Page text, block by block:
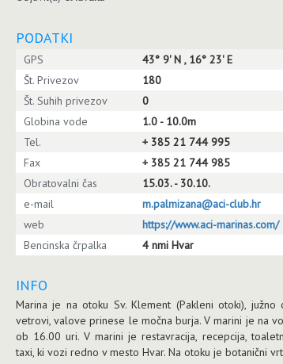
PODATKI
GPS
43° 9' N , 16° 23' E
Št. Privezov
180
Št. Suhih privezov
0
Globina vode
1.0 - 10.0m
Tel.
+ 385 21 744 995
Fax
+ 385 21 744 985
Obratovalni čas
15.03. - 30.10.
e-mail
m.palmizana@aci-club.hr
web
https://www.aci-marinas.com/
Bencinska črpalka
4 nmi Hvar
INFO
Marina je na otoku Sv. Klement (Pakleni otoki),
vetrovi, valove prinese le močna burja. V marini je na
ob 16.00 uri. V marini je restavracija, recepcija,
taxi, ki vozi redno v mesto Hvar. Na otoku je botanični